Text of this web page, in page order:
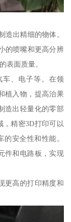
造出精细的物体。
的喷嘴和更高分辨
表面质量。
车、电子等。在领
植入物，提高治果
造出轻量化的零部
精密3D打印可以
安全性和性能。
件和电路板，实现
更高的打印精度和